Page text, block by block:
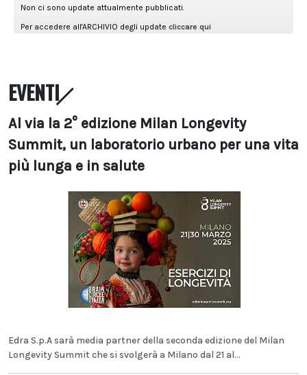
EVENTI
Al via la 2° edizione Milan Longevity
Summit, un laboratorio urbano per una vita
più lunga e in salute
Edra S.p.A sarà media partner della seconda edizione del Milan
Longevity Summit che si svolgerà a Milano dal 21 al...